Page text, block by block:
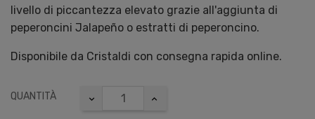
livello di piccantezza elevato grazie all'aggiunta di
peperoncini Jalapeño o estratti di peperoncino.
Disponibile da Cristaldi con consegna rapida online.
QUANTITÀ